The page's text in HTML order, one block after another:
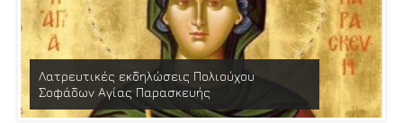
Λατρευτικές εκδηλώσεις Πολιούχου
Σοφάδων Αγίας Παρασκευής